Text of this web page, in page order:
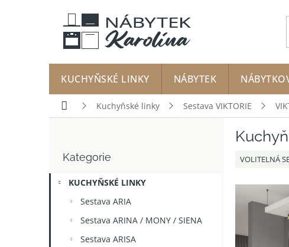
KUCHYŇSKÉ LINKY NÁBYTEK
Domů Kuchyňské linky Sestava VIKTORIE
r
kategorie
Kategorie
KUCHYŇSKÉ LINKY
Sestava ARIA
Sestava ARINA / MONY / SIENA
Sestava ARISA
VOLITELNÁ